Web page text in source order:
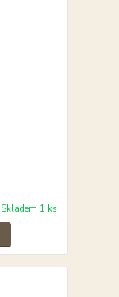
Skladem 1 ks